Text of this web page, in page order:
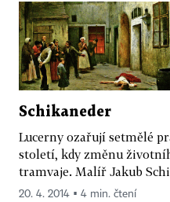
Schikaneder
Lucerny ozařují setmělé
století, kdy změnu
tramvaje. Malíř Jakub
20. 4. 2014 ▪ 4 min. čtení